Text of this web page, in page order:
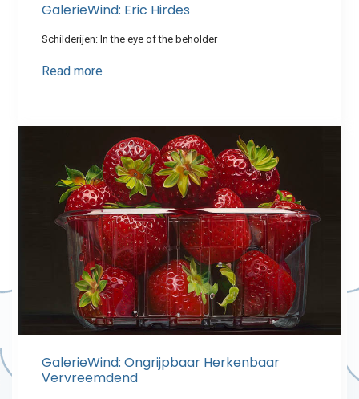
GalerieWind: Eric Hirdes
Schilderijen: In the eye of the beholder
Read more
GalerieWind: Ongrijpbaar Herkenbaar
Vervreemdend